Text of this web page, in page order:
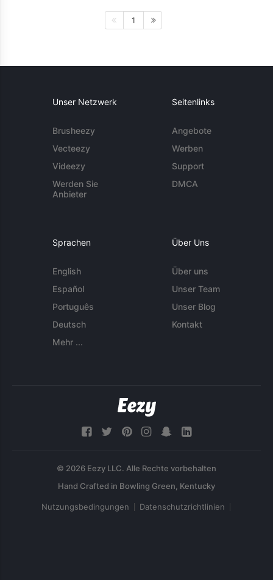
1
Unser Netzwerk
Brusheezy
Vecteezy
Videezy
Werden Sie
Anbieter
Seitenlinks
Angebote
Werben
Support
DMCA
Sprachen
English
Español
Português
Deutsch
Mehr ...
Über Uns
Über uns
Unser Team
Unser Blog
Kontakt
© 2026 Eezy LLC. Alle Rechte vorbehalten
Nutzungsbedingungen Datenschutzrichtlinien